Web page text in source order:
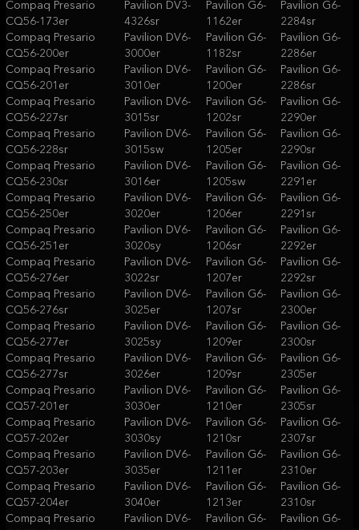
Compaq Presario
CQ56-173er
Compaq Presario
CQ56-200er
Compaq Presario
CQ56-201er
Compaq Presario
CQ56-227sr
Compaq Presario
CQ56-228sr
Compaq Presario
CQ56-230sr
Compaq Presario
CQ56-250er
Compaq Presario
CQ56-251er
Compaq Presario
CQ56-276er
Compaq Presario
CQ56-276sr
Compaq Presario
CQ56-277er
Compaq Presario
CQ56-277sr
Compaq Presario
CQ57-201er
Compaq Presario
CQ57-202er
Compaq Presario
CQ57-203er
Compaq Presario
CQ57-204er
Compaq Presario
Pavilion DV3-
4326sr
Pavilion DV6-
3000er
Pavilion DV6-
3010er
Pavilion DV6-
3015sr
Pavilion DV6-
3015sw
Pavilion DV6-
3016er
Pavilion DV6-
3020er
Pavilion DV6-
3020sy
Pavilion DV6-
3022sr
Pavilion DV6-
3025er
Pavilion DV6-
3025sy
Pavilion DV6-
3026er
Pavilion DV6-
3030er
Pavilion DV6-
3030sy
Pavilion DV6-
3035er
Pavilion DV6-
3040er
Pavilion DV6-
Pavilion G6-
1162er
Pavilion G6-
1182sr
Pavilion G6-
1200er
Pavilion G6-
1202sr
Pavilion G6-
1205er
Pavilion G6-
1205sw
Pavilion G6-
1206er
Pavilion G6-
1206sr
Pavilion G6-
1207er
Pavilion G6-
1207sr
Pavilion G6-
1209er
Pavilion G6-
1209sr
Pavilion G6-
1210er
Pavilion G6-
1210sr
Pavilion G6-
1211er
Pavilion G6-
1213er
Pavilion G6-
Pavilion G6-
2284sr
Pavilion G6-
2286er
Pavilion G6-
2286sr
Pavilion G6-
2290er
Pavilion G6-
2290sr
Pavilion G6-
2291er
Pavilion G6-
2291sr
Pavilion G6-
2292er
Pavilion G6-
2292sr
Pavilion G6-
2300er
Pavilion G6-
2300sr
Pavilion G6-
2305er
Pavilion G6-
2305sr
Pavilion G6-
2307sr
Pavilion G6-
2310er
Pavilion G6-
2310sr
Pavilion G6-